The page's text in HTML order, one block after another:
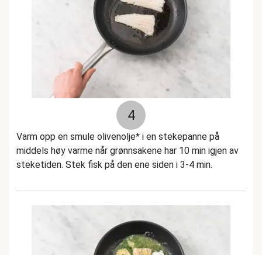
4
Varm opp en smule olivenolje* i en stekepanne på
middels høy varme når grønnsakene har 10 min igjen av
steketiden. Stek fisk på den ene siden i 3-4 min.